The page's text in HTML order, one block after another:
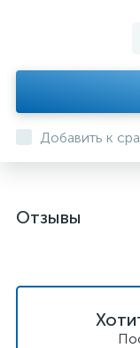
Добавить к
Отзывы